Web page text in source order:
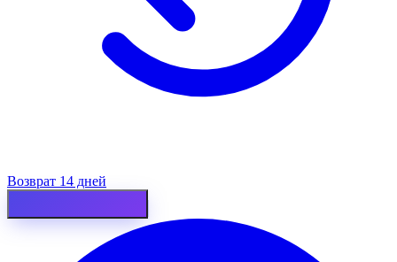
Возврат 14 дней